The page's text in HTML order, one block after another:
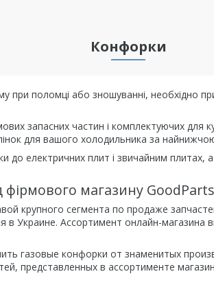
Конфорки
поломці або зношуванні, необхідно
запасних частин і комплектуючих для
для вашого холодильника за
електричних плит і звичайним плитах, а
магазину GoodParts
крупного сегмента по продаже
в Украине. Ассортимент онлайн-магазина
газовые конфорки от знаменитых
представленных в ассортименте